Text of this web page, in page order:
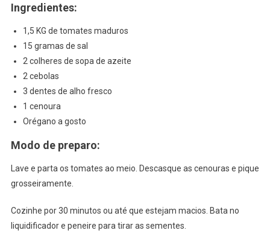
Ingredientes:
1,5 KG de tomates maduros
15 gramas de sal
2 colheres de sopa de azeite
2 cebolas
3 dentes de alho fresco
1 cenoura
Orégano a gosto
Modo de preparo:
Lave e parta os tomates ao meio. Descasque as cenouras e pique
grosseiramente.
Cozinhe por 30 minutos ou até que estejam macios. Bata no
liquidificador e peneire para tirar as sementes.